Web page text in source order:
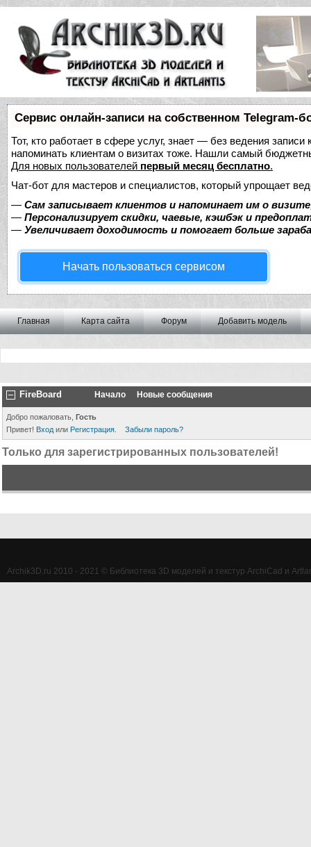
Сервис онлайн-записи на собственном Telegram-
Тот, кто работает в сфере услуг, знает — без ведения
напоминать клиентам о визитах тоже. Нашли самый
Для новых пользователей первый месяц бесплатно.
Чат-бот для мастеров и специалистов, который упрощает
— Сам записывает клиентов и напоминает им о
— Персонализирует скидки, чаевые, кэшбэк и
— Увеличивает доходимость и помогает больше
Начать пользоваться сервисом
Главная Карта сайта Форум Добавить модель
FireBoard Начало Новые сообщения
Добро пожаловать, Гость
Привет! Вход или Регистрация Забыли пароль?
Только для зарегистрированных пользователей!
Archik3D.ru 2010 - 2021 © Библиотека 3D моделей и текстур ArchiCad и